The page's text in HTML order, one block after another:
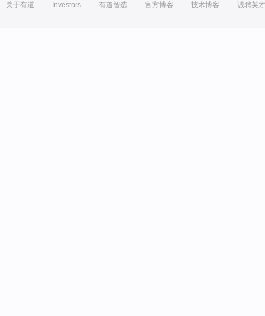
关于有道 Investors 有道智选 官方博客 技术博客 诚聘英才